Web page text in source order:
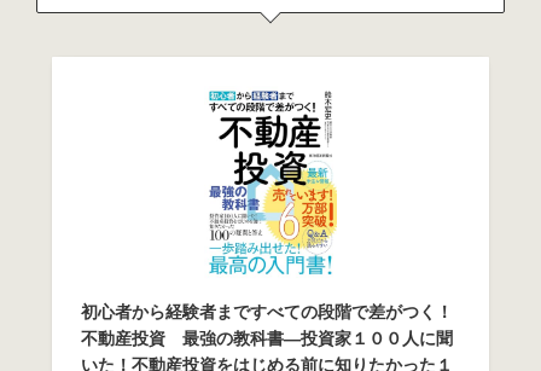
初心者から経験者まですべての段階で差がつく！
不動産投資 最強の教科書―投資家１００人に聞
いた！不動産投資をはじめる前に知りたかった１